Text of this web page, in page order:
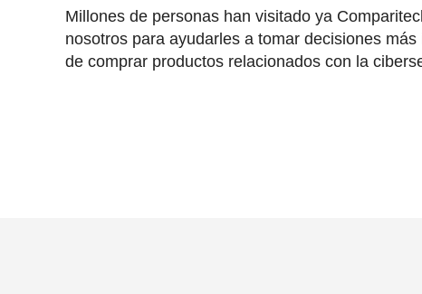
Millones de personas han visitado ya
nosotros para ayudarles a tomar decisiones
de comprar productos relacionados con la